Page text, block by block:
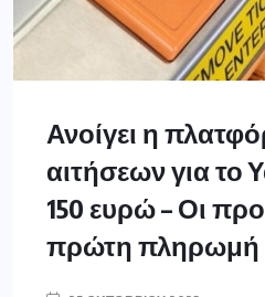
Ανοίγει η
αιτήσεων για το
150 ευρώ – Οι
πρώτη πληρωμή